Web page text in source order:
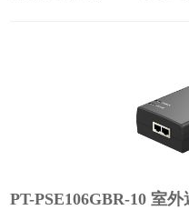
PT-PSE106GBR-10 室